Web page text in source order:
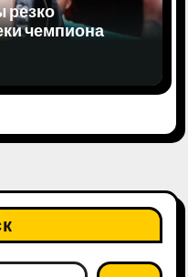
резко
чемпиона